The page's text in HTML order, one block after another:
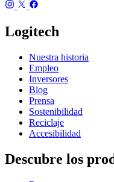
Logitech
Nuestra historia
Empleo
Inversores
Blog
Prensa
Sostenibilidad
Reciclaje
Accesibilidad
Descubre los